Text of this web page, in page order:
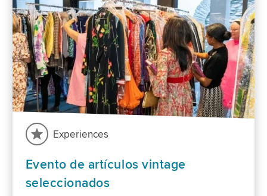
Experiences
Evento de artículos vintage
seleccionados